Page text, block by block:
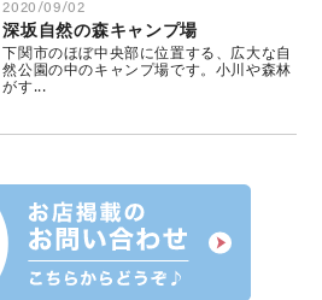
2020/09/02
深坂自然の森キャンプ場
下関市のほぼ中央部に位置する、広大な自
然公園の中のキャンプ場です。小川や森林
がす...